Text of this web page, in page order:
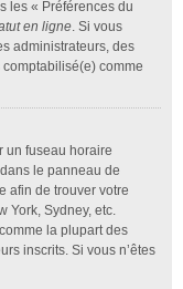
les « Préférences du
en ligne. Si vous
administrateurs, des
comme
un fuseau horaire
le panneau de
afin de trouver votre
York, Sydney, etc.
la plupart des
inscrits. Si vous n’êtes